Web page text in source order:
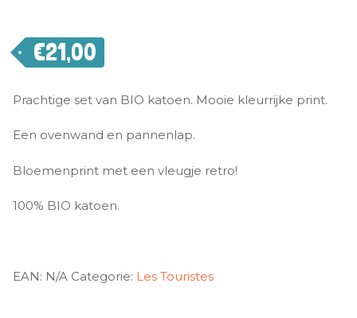
€21,00
Prachtige set van BIO katoen. Mooie kleurrijke print.
Een ovenwand en pannenlap.
Bloemenprint met een vleugje retro!
100% BIO katoen.
EAN: N/A Categorie: Les Touristes